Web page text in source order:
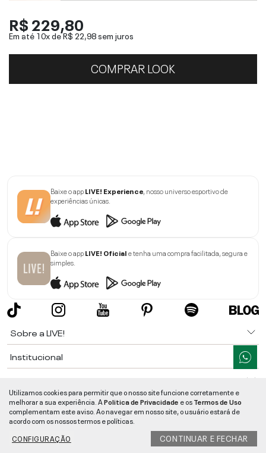
R$ 229,80
Em até 10x deR$ 22,98sem juros
COMPRAR LOOK
Baixe o appLIVE! Experience , nosso universo esportivo de
experiências únicas.
Baixe o appLIVE! Oficiale tenha uma compra facilitada, segura e
simples.
Sobre a LIVE!
Institucional
Ajuda
Segurança e Qualidade
LIVE!©2026- TODOS OS DIREITOS RESERVADOS -RUA MANOEL FRANCISCO
Utilizamos cookies para permitir que o nosso site funcione corretamente e
melhorar a sua experiência. APolitica de Privacidade e osTermos de Uso
complementam este aviso. Ao navegar em nosso site, o usuário estará de
acordo com os nossos termos e políticas.
CONFIGURAÇÃO
CONTINUAR E FECHAR